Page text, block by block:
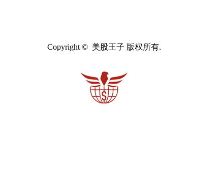
Copyright © 美股王子 版权所有.